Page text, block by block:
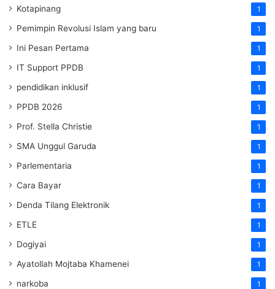
Kotapinang 1
Pemimpin Revolusi Islam yang baru 1
Ini Pesan Pertama 1
IT Support PPDB 1
pendidikan inklusif 1
PPDB 2026 1
Prof. Stella Christie 1
SMA Unggul Garuda 1
Parlementaria 1
Cara Bayar 1
Denda Tilang Elektronik 1
ETLE 1
Dogiyai 1
Ayatollah Mojtaba Khamenei 1
narkoba 1